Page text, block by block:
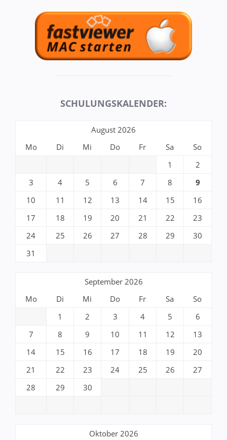
SCHULUNGSKALENDER:
August 2026
Mo
Di Mi Do Fr Sa
So
1
2
3
4 5 6 7 8
9
10
11 12 13 14 15
16
17
18 19 20 21 22
23
24
25 26 27 28 29
30
31
September 2026
Mo
Di Mi Do Fr Sa
So
1
2 3 4 5
6
7
8 9 10 11 12
13
14
15 16 17 18 19
20
21
22 23 24 25 26
27
28
29 30
Oktober 2026